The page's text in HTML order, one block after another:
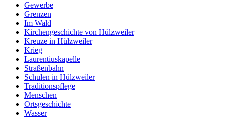
Gewerbe
Grenzen
Im Wald
Kirchengeschichte von Hülzweiler
Kreuze in Hülzweiler
Krieg
Laurentiuskapelle
Straßenbahn
Schulen in Hülzweiler
Traditionspflege
Menschen
Ortsgeschichte
Wasser